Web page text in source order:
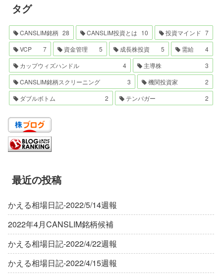
タグ
CANSLIM銘柄 28 CANSLIM投資とは 10 投資マインド 7
VCP
7 資金管理 5 成長株投資 5 需給
4
カップウィズハンドル
4 主導株
3
CANSLIM銘柄スクリーニング
3 機関投資家
2
ダブルボトム
2 テンバガー 2
最近の投稿
かえる相場日記-2022/5/14週報
2022年4月CANSLIM銘柄候補
かえる相場日記-2022/4/22週報
かえる相場日記-2022/4/15週報